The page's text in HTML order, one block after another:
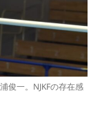
俊一。NJKFの存在感